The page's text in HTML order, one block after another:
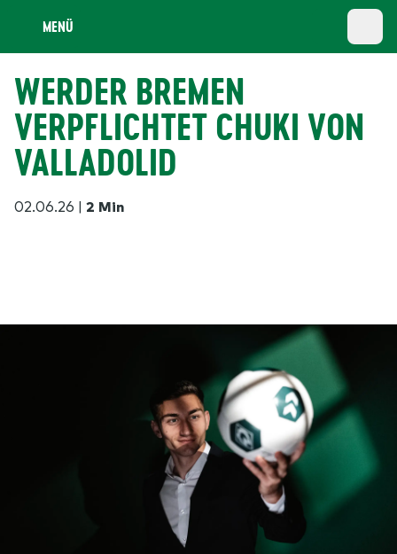
MENÜ
WERDER BREMEN
VERPFLICHTET CHUKI VON
VALLADOLID
02.06.26 | 2 Min